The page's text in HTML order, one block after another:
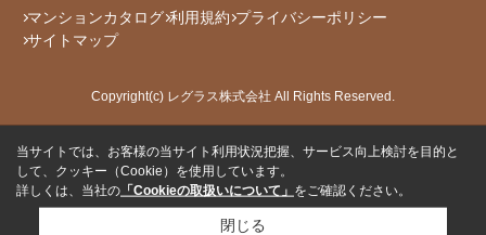
マンションカタログ 利用規約 プライバシーポリシー
サイトマップ
Copyright(c) レグラス株式会社 All Rights Reserved.
当サイトでは、お客様の当サイト利用状況把握、サービス向上検討を目的と
して、クッキー（Cookie）を使用しています。
詳しくは、当社の 「Cookieの取扱いについて」 をご確認ください。
閉じる